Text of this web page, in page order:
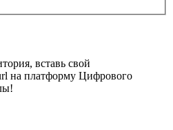
вставь свой
на платформу Цифрового